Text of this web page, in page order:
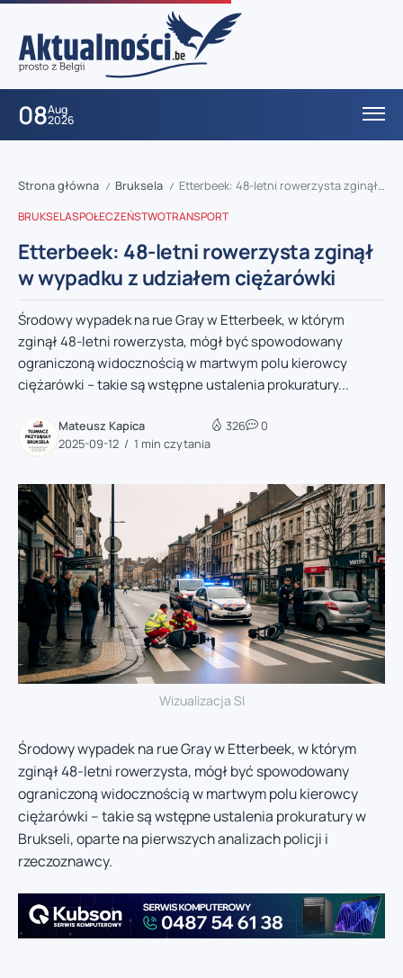
08Aug
2026
Strona główna / Bruksela / Etterbeek: 48-letni rowerzysta zginął w wypadku z udziałem ciężarówki
BRUKSELASPOŁECZEŃSTWOTRANSPORT
Etterbeek: 48-letni rowerzysta zginął
w wypadku z udziałem ciężarówki
Środowy wypadek na rue Gray w Etterbeek, w którym
zginął 48-letni rowerzysta, mógł być spowodowany
ograniczoną widocznością w martwym polu kierowcy
ciężarówki – takie są wstępne ustalenia prokuratury...
Mateusz Kapica
2025-09-12
1 min czytania
326 0
Wizualizacja SI
Środowy wypadek na rue Gray w Etterbeek, w którym
zginął 48-letni rowerzysta, mógł być spowodowany
ograniczoną widocznością w martwym polu kierowcy
ciężarówki – takie są wstępne ustalenia prokuratury w
Brukseli, oparte na pierwszych analizach policji i
rzeczoznawcy.